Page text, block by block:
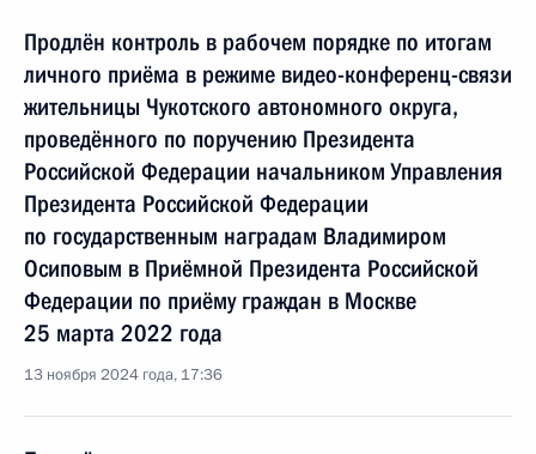
Продлён контроль в рабочем порядке по итогам
личного приёма в режиме видео-конференц-связи
жительницы Чукотского автономного округа,
проведённого по поручению Президента
Российской Федерации начальником Управления
Президента Российской Федерации
по государственным наградам Владимиром
Осиповым в Приёмной Президента Российской
Федерации по приёму граждан в Москве
25 марта 2022 года
13 ноября 2024 года, 17:36